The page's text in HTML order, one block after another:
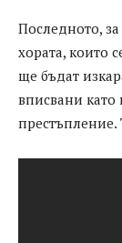
Последното,
хората, които
ще бъдат
вписвани като
престъпление.